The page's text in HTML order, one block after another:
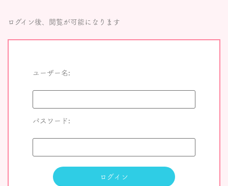
ログイン後、閲覧が可能になります
ユーザー名:
パスワード: